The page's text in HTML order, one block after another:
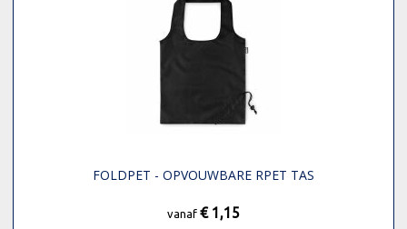
FOLDPET - OPVOUWBARE RPET TAS
vanaf € 1,15